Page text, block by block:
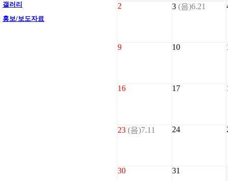
갤러리
홍보/보도자료
2 3 (음)6.21
9 10
16 17
23 (음)7.11 24
30 31